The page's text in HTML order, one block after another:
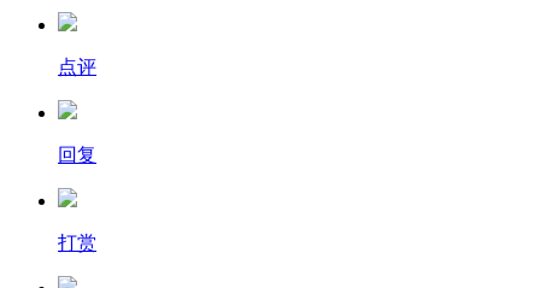
点评
回复
打赏